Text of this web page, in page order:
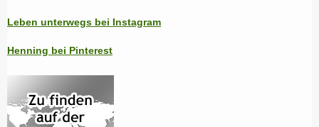
Leben unterwegs bei Instagram
Henning bei Pinterest